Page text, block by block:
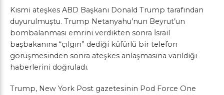
Kısmi ateşkes ABD Başkanı Donald Trump tarafından
duyurulmuştu. Trump Netanyahu’nun Beyrut’un
bombalanması emrini verdikten sonra İsrail
başbakanına “çılgın” dediği küfürlü bir telefon
görüşmesinden sonra ateşkes anlaşmasına varıldığı
haberlerini doğruladı.
Trump, New York Post gazetesinin Pod Force One